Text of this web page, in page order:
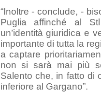
“Inoltre - conclude, -
Puglia affinché al
un’identità giuridica e
importante di tutta la
a captare
non si sarà mai più
Salento che, in fatto di
inferiore al Gargano”.